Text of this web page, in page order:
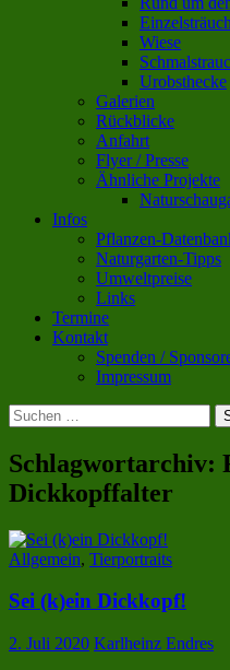
Wiese
Urobsthecke
Galerien
Rückblicke
Anfahrt
Flyer / Presse
Ähnliche Projekte
Infos
Pflanzen-
Naturgarten-Tipps
Umweltpreise
Links
Termine
Kontakt
Spenden /
Impressum
Suchen
nach:
Schlagwortarchiv:
Dickkopffalter
Allgemein, Tierportraits
Sei (k)ein Dickkopf!
2. Juli 2020 Karlheinz Endres